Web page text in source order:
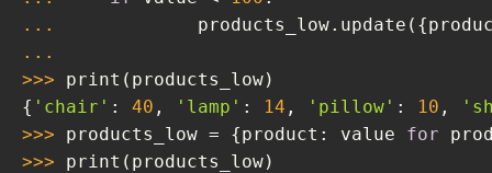
...
...
>>> print(products_low)
{ 'chair' : 40 , 'lamp' : 14 , 'pillow' : 10 ,
>>> products_low = {product: value for
>>> print(products_low)